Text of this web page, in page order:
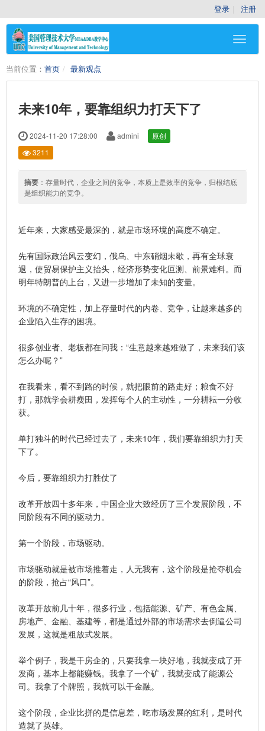
登录 注册
当前位置： 首页 最新观点
未来10年，要靠组织力打天下了
2024-11-20 17:28:00 admini
原创
3211
摘要 ：存量时代，企业之间的竞争，本质上是效率的竞争，归根结底
是组织能力的竞争。
近年来，大家感受最深的，就是市场环境的高度不确定。
先有国际政治风云变幻，俄乌、中东硝烟未歇，再有全球衰
退，使贸易保护主义抬头，经济形势变化叵测、前景难料。而
明年特朗普的上台，又进一步增加了未知的变量。
环境的不确定性，加上存量时代的内卷、竞争，让越来越多的
企业陷入生存的困境。
很多创业者、老板都在问我：“生意越来越难做了，未来我们该
怎么办呢？”
在我看来，看不到路的时候，就把眼前的路走好；粮食不好
打，那就学会耕瘦田，发挥每个人的主动性，一分耕耘一分收
获。
单打独斗的时代已经过去了，未来10年，我们要靠组织力打天
下了。
今后，要靠组织力打胜仗了
改革开放四十多年来，中国企业大致经历了三个发展阶段，不
同阶段有不同的驱动力。
第一个阶段，市场驱动。
市场驱动就是被市场推着走，人无我有，这个阶段是抢夺机会
的阶段，抢占“风口”。
改革开放前几十年，很多行业，包括能源、矿产、有色金属、
房地产、金融、基建等，都是通过外部的市场需求去倒逼公司
发展，这就是粗放式发展。
举个例子，我是干房企的，只要我拿一块好地，我就变成了开
发商，基本上都能赚钱。我拿了一个矿，我就变成了能源公
司。我拿了个牌照，我就可以干金融。
这个阶段，企业比拼的是信息差，吃市场发展的红利，是时代
造就了英雄。